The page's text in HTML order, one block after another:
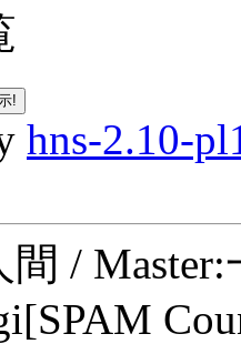
hns-2.10-
/